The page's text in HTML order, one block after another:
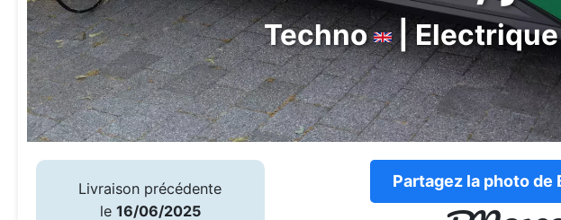
Techno | Electrique
Livraison précédente
le 16/06/2025
Partagez la photo de